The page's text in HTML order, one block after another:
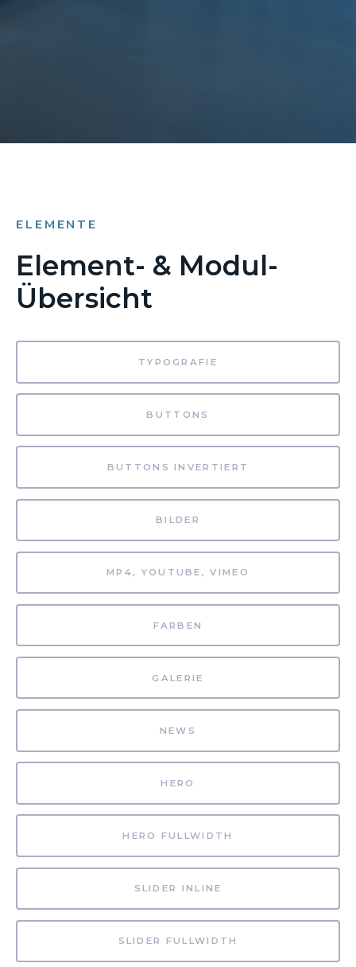
ELEMENTE
Element- & Modul-
Übersicht
TYPOGRAFIE
BUTTONS
BUTTONS INVERTIERT
BILDER
MP4, YOUTUBE, VIMEO
FARBEN
GALERIE
NEWS
HERO
HERO FULLWIDTH
SLIDER INLINE
SLIDER FULLWIDTH